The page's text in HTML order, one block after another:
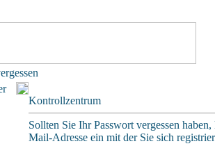
Kontrollzentrum
Sollten Sie Ihr Passwort vergessen
Mail-Adresse ein mit der Sie sich